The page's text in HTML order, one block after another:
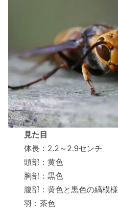
見た目
体長：2.2～2.9センチ
頭部：黄色
胸部：黒色
腹部：黄色と黒色の縞模様
羽：茶色